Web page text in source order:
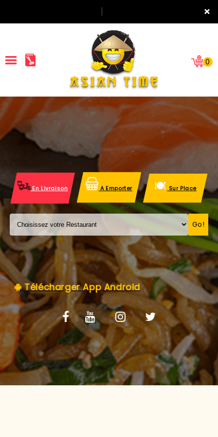
×
ACCUEIL
LA CARTE
VOS AVIS
MENTIONS LÉGALES
C.G.V
0
En Livraison A Emporter Sur Place
Go!
Télécharger App Android